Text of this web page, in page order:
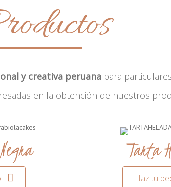
y creativa peruana para
en la obtención de nuestros
Tarta
Haz tu